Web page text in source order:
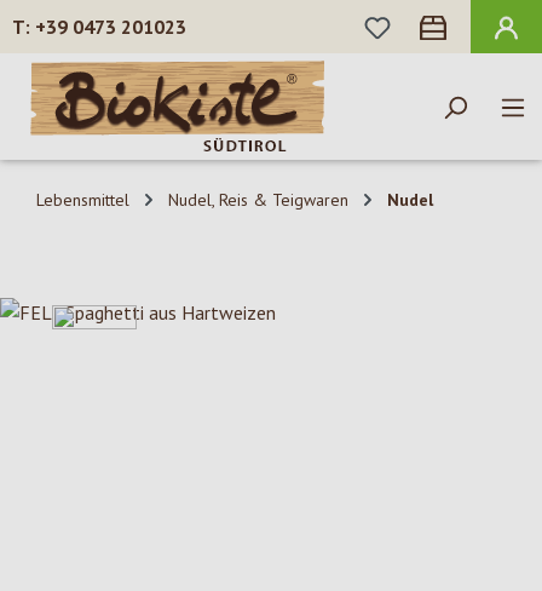
Zum Hauptinhalt springen
+39 0473 201023
DU HAST 0
Lebensmittel Nudel, Reis & Teigwaren Nudel
Bildergalerie überspringen